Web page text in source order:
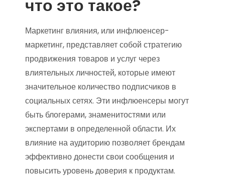
что это такое?
Маркетинг влияния, или инфлюенсер-
маркетинг, представляет собой стратегию
продвижения товаров и услуг через
влиятельных личностей, которые имеют
значительное количество подписчиков в
социальных сетях. Эти инфлюенсеры могут
быть блогерами, знаменитостями или
экспертами в определенной области. Их
влияние на аудиторию позволяет брендам
эффективно донести свои сообщения и
повысить уровень доверия к продуктам.